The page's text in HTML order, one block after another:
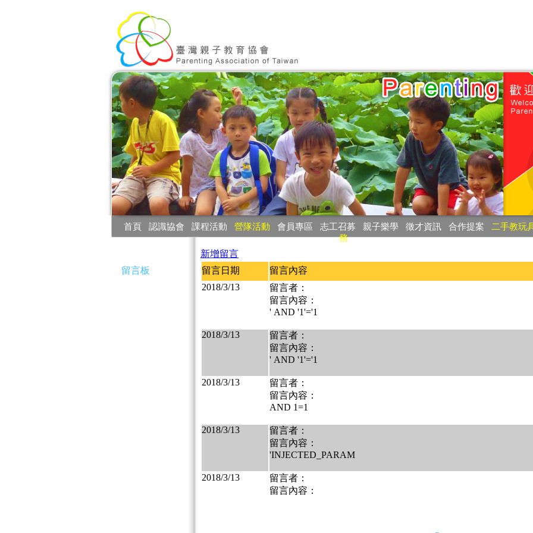
首頁 認識協會 課程活動 營隊活動 會員專區 志工召募 親子樂學 徵才資訊 合作提案
二手教玩
務
留言板
新增留言
留言日期
留言內容
2018/3/13
留言者：
留言內容：
' AND '1'='1
2018/3/13
留言者：
留言內容：
' AND '1'='1
2018/3/13
留言者：
留言內容：
AND 1=1
2018/3/13
留言者：
留言內容：
'INJECTED_PARAM
2018/3/13
留言者：
留言內容：